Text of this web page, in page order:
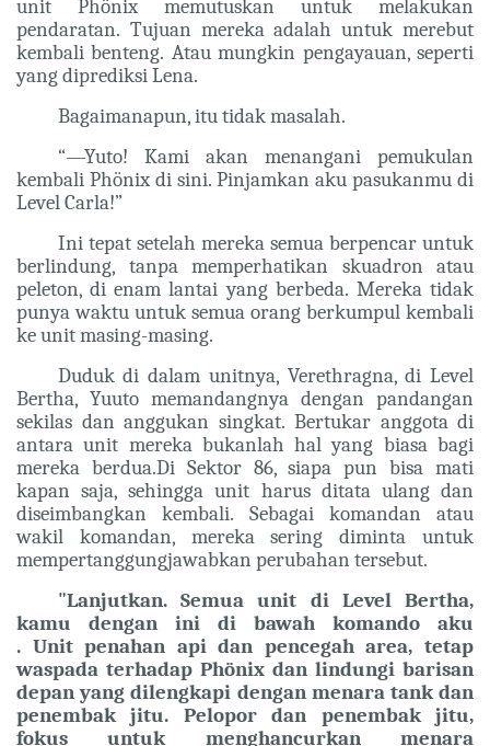
unit Phönix memutuskan untuk melakukan
pendaratan. Tujuan mereka adalah untuk merebut
kembali benteng. Atau mungkin pengayauan, seperti
yang diprediksi Lena.
Bagaimanapun, itu tidak masalah.
“—Yuto! Kami akan menangani pemukulan
kembali Phönix di sini. Pinjamkan aku pasukanmu di
Level Carla!”
Ini tepat setelah mereka semua berpencar untuk
berlindung, tanpa memperhatikan skuadron atau
peleton, di enam lantai yang berbeda. Mereka tidak
punya waktu untuk semua orang berkumpul kembali
ke unit masing-masing.
Duduk di dalam unitnya, Verethragna, di Level
Bertha, Yuuto memandangnya dengan pandangan
sekilas dan anggukan singkat. Bertukar anggota di
antara unit mereka bukanlah hal yang biasa bagi
mereka berdua.Di Sektor 86, siapa pun bisa mati
kapan saja, sehingga unit harus ditata ulang dan
diseimbangkan kembali. Sebagai komandan atau
wakil komandan, mereka sering diminta untuk
mempertanggungjawabkan perubahan tersebut.
"Lanjutkan. Semua unit di Level Bertha,
kamu dengan ini di bawah komando aku
. Unit penahan api dan pencegah area, tetap
waspada terhadap Phönix dan lindungi barisan
depan yang dilengkapi dengan menara tank dan
penembak jitu. Pelopor dan penembak jitu,
fokus untuk menghancurkan menara